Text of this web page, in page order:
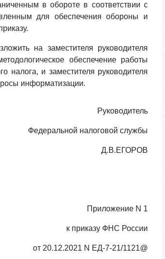
в обороте в соответствии с
для обеспечения обороны и
на заместителя руководителя
обеспечение работы
налога, и заместителя руководителя
информатизации.
Руководитель
Федеральной налоговой службы
Д.В.ЕГОРОВ
Приложение N 1
к приказу ФНС России
от 20.12.2021 N ЕД-7-21/1121@